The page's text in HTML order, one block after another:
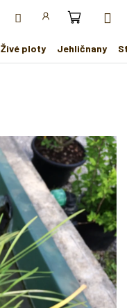
Živé ploty Jehličnany